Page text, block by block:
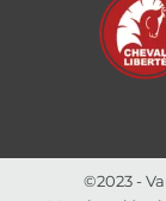
©2023 -